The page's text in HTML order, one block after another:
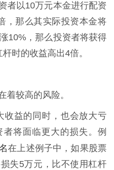
者以10万元本金进行配资
，那么其实际投资本金将
10%，那么投资者将获得
时的收益高出4倍。
着较高的风险。
收益的同时，也会放大亏
将面临更大的损失。例
在上述例子中，如果股票
失5万元，比不使用杠杆